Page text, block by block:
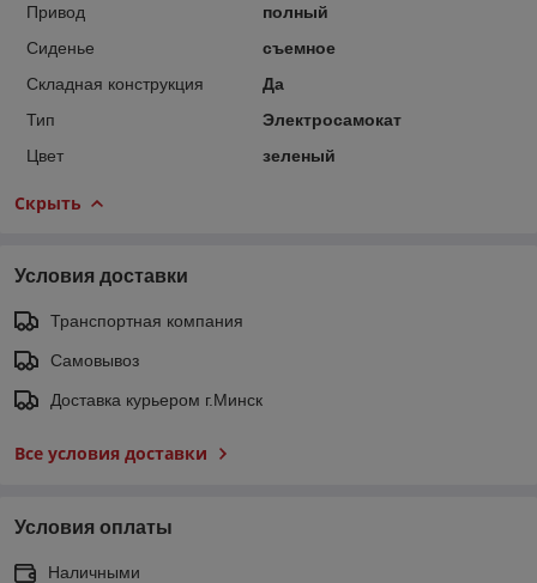
Привод
полный
Сиденье
съемное
Складная конструкция
Да
Тип
Электросамокат
Цвет
зеленый
Скрыть
Условия доставки
Транспортная компания
Самовывоз
Доставка курьером г.Минск
Все условия доставки
Условия оплаты
Наличными